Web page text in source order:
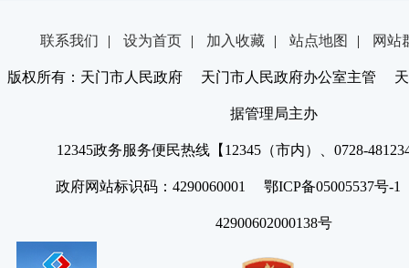
联系我们 | 设为首页 | 加入收藏 | 站点地图 | 网站
版权所有：天门市人民政府 天门市人民政府办公室主管 天
据管理局主办
12345政务服务便民热线【12345（市内）、0728-
政府网站标识码：4290060001 鄂ICP备05005537号
42900602000138号